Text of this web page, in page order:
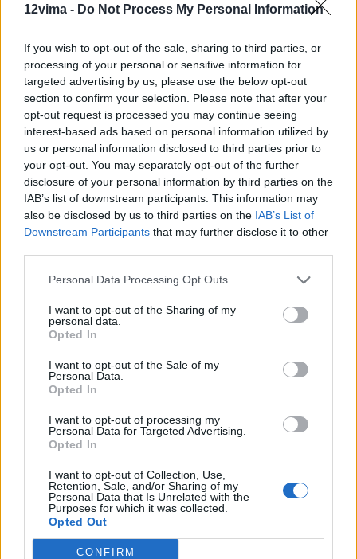
12vima - Do Not Process My Personal Information
If you wish to opt-out of the sale, sharing to third parties, or
processing of your personal or sensitive information for
targeted advertising by us, please use the below opt-out
section to confirm your selection. Please note that after your
opt-out request is processed you may continue seeing
interest-based ads based on personal information utilized by
us or personal information disclosed to third parties prior to
your opt-out. You may separately opt-out of the further
disclosure of your personal information by third parties on the
IAB’s list of downstream participants. This information may
also be disclosed by us to third parties on the IAB’s List of
Downstream Participants that may further disclose it to other
Personal Data Processing Opt Outs
I want to opt-out of the Sharing of my
personal data.
Opted In
I want to opt-out of the Sale of my
Personal Data.
Opted In
I want to opt-out of processing my
Personal Data for Targeted Advertising.
Opted In
I want to opt-out of Collection, Use,
Retention, Sale, and/or Sharing of my
Personal Data that Is Unrelated with the
Purposes for which it was collected.
Opted Out
CONFIRM